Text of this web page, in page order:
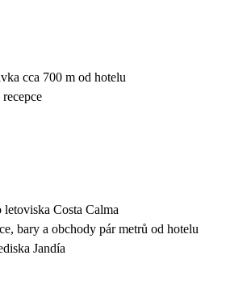
cca 700 m od hotelu
letoviska Costa Calma
bary a obchody pár metrů od hotelu
Jandía